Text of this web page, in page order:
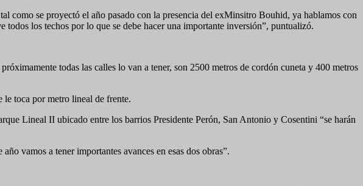
como se proyectó el año pasado con la presencia del exMinsitro Bouhid, ya hablamos con
los techos por lo que se debe hacer una importante inversión”, puntualizó.
todas las calles lo van a tener, son 2500 metros de cordón cuneta y 400 metros
le toca por metro lineal de frente.
Lineal II ubicado entre los barrios Presidente Perón, San Antonio y Cosentini “se harán
vamos a tener importantes avances en esas dos obras”.